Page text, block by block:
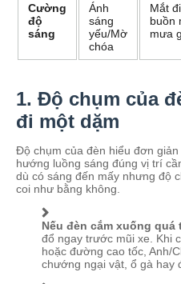
Cường
độ
sáng
Ánh
sáng
yếu/Mờ
chóa
Mắt
buồn
mưa
1. Độ chụm của
đi một dặm
Độ chụm của đèn hiểu đơn
hướng luồng sáng đúng vị trí
dù có sáng đến mấy nhưng độ
coi như bằng không.
Nếu đèn cắm xuống quá
đổ ngay trước mũi xe. Khi
hoặc đường cao tốc, Anh/
chướng ngại vật, ổ gà hay